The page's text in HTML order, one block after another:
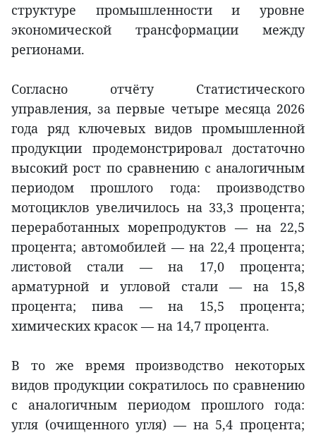
структуре промышленности и уровне
экономической трансформации между
регионами.
Согласно отчёту Статистического
управления, за первые четыре месяца 2026
года ряд ключевых видов промышленной
продукции продемонстрировал достаточно
высокий рост по сравнению с аналогичным
периодом прошлого года: производство
мотоциклов увеличилось на 33,3 процента;
переработанных морепродуктов — на 22,5
процента; автомобилей — на 22,4 процента;
листовой стали — на 17,0 процента;
арматурной и угловой стали — на 15,8
процента; пива — на 15,5 процента;
химических красок — на 14,7 процента.
В то же время производство некоторых
видов продукции сократилось по сравнению
с аналогичным периодом прошлого года:
угля (очищенного угля) — на 5,4 процента;